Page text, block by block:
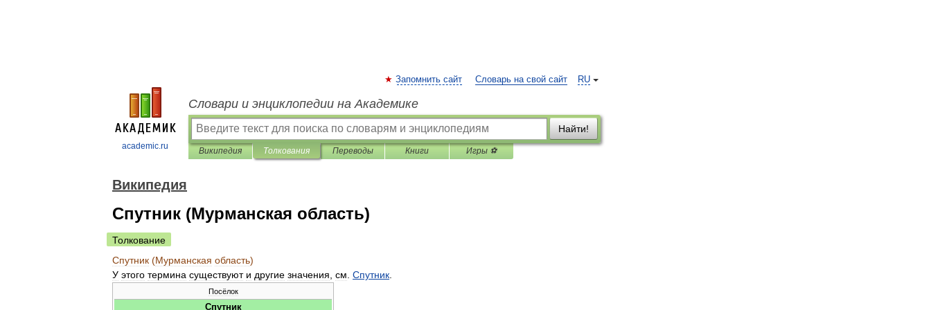
academic.ru
RU
Запомнить сайт Словарь на свой сайт
Словари и энциклопедии на Академике
Найти!
Википедия Толкования Переводы Книги Игры ⚽
Википедия
Спутник (Мурманская область)
Толкование
Спутник (Мурманская область)
У этого термина существуют и другие значения см Спутник
Посёлок
Спутник